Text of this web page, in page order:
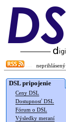
neprihlásený
DSL pripojenie
Ceny DSL
Dostupnosť DSL
Fórum o DSL
Výsledky meraní